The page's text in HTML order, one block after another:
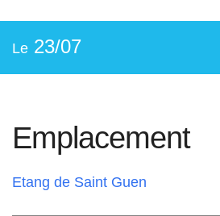
Le 23/07
Emplacement
Etang de Saint Guen